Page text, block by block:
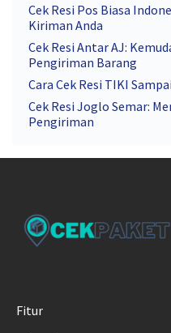
Cek Resi Pos Biasa
Kiriman Anda
Cek Resi Antar AJ:
Pengiriman Barang
Cara Cek Resi TIKI
Cek Resi Joglo Semar:
Pengiriman
Fitur